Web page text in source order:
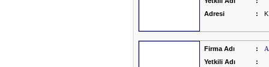
Adresi
:
Firma Adı :
Yetkili Adı
: